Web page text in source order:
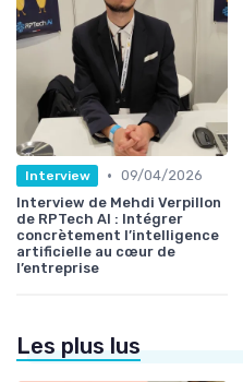
Interview • 09/04/2026
Interview de Mehdi Verpillon
de RPTech AI : Intégrer
concrètement l’intelligence
artificielle au cœur de
l’entreprise
Les plus lus